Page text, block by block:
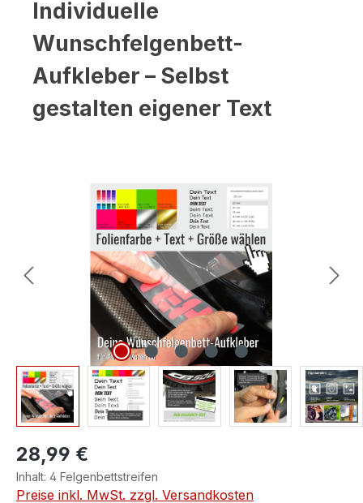
Individuelle
Wunschfelgenbett-
Aufkleber – Selbst
gestalten eigener Text
Bildergalerie überspringen
28,99 €
Inhalt: 4 Felgenbettstreifen
Preise inkl. MwSt. zzgl. Versandkosten